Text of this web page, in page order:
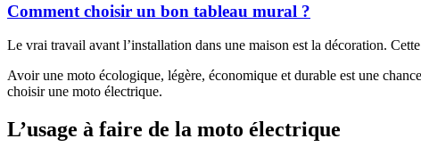
Comment choisir un bon tableau mural ?
Le vrai travail avant l’installation dans une maison est la décoration. Cette
Avoir une moto écologique, légère, économique et durable est une
choisir une moto électrique.
L’usage à faire de la moto électrique